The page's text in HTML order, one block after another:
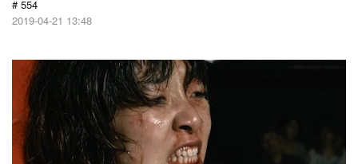
# 554
2019-04-21 13:48